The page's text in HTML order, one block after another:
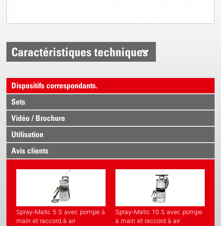
Caractéristiques techniques
Dispositifs correspondants.
Sets
Vidéo / Brochure
Utilisation
Avis clients
Spray-Matic 5 S avec pompe à
main et raccord à air
Spray-Matic 10 S avec pompe
à main et raccord à air